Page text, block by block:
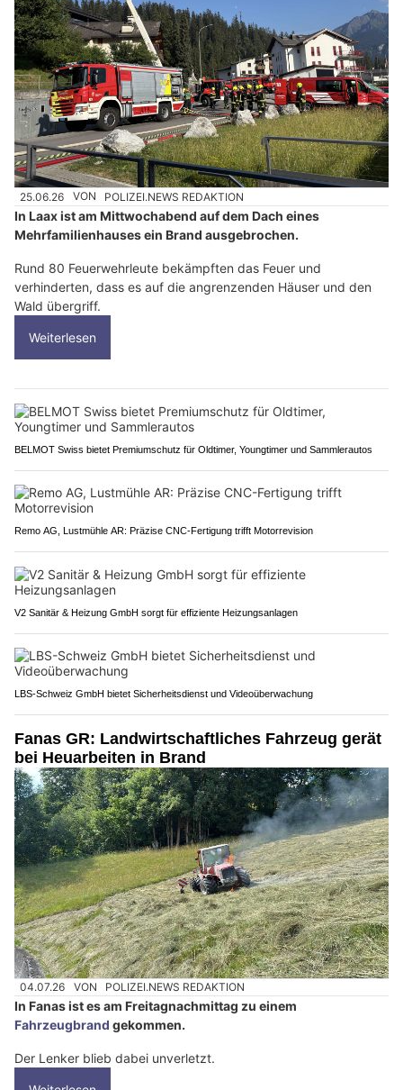
25.06.26 VON POLIZEI.NEWS REDAKTION
In Laax ist am Mittwochabend auf dem Dach eines
Mehrfamilienhauses ein Brand ausgebrochen.
Rund 80 Feuerwehrleute bekämpften das Feuer und
verhinderten, dass es auf die angrenzenden Häuser und den
Wald übergriff.
Weiterlesen
BELMOT Swiss bietet Premiumschutz für Oldtimer, Youngtimer und Sammlerautos
Remo AG, Lustmühle AR: Präzise CNC-Fertigung trifft Motorrevision
V2 Sanitär & Heizung GmbH sorgt für effiziente Heizungsanlagen
LBS-Schweiz GmbH bietet Sicherheitsdienst und Videoüberwachung
Fanas GR: Landwirtschaftliches Fahrzeug gerät
bei Heuarbeiten in Brand
04.07.26 VON POLIZEI.NEWS REDAKTION
In Fanas ist es am Freitagnachmittag zu einem
Fahrzeugbrand gekommen.
Der Lenker blieb dabei unverletzt.